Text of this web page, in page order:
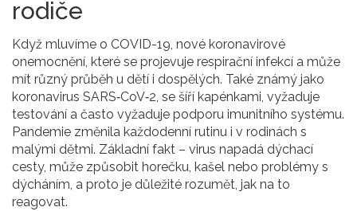
rodiče
Když mluvíme o COVID-19, nové koronavirové
onemocnění, které se projevuje respirační infekcí a může
mít různý průběh u dětí i dospělých. Také známý jako
koronavirus SARS‑CoV‑2, se šíří kapénkami, vyžaduje
testování a často vyžaduje podporu imunitního systému.
Pandemie změnila každodenní rutinu i v rodinách s
malými dětmi. Základní fakt – virus napadá dýchací
cesty, může způsobit horečku, kašel nebo problémy s
dýcháním, a proto je důležité rozumět, jak na to
reagovat.